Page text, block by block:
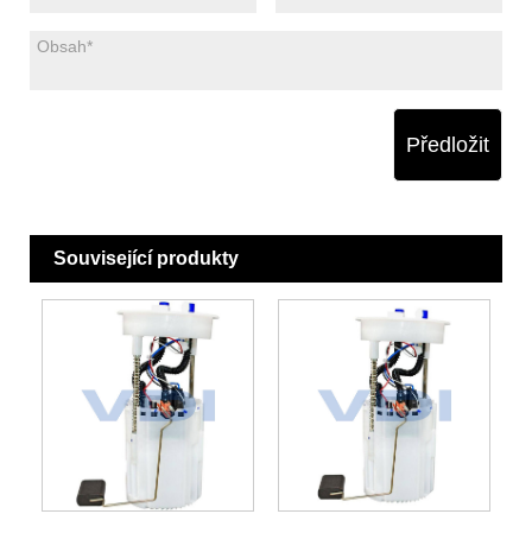
Předložit
Související produkty